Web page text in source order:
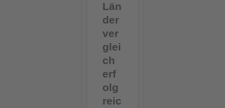
Län
der
ver
glei
ch
erf
olg
reic